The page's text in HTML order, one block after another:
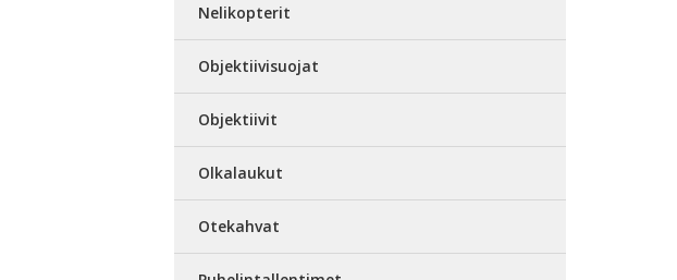
Nelikopterit
Objektiivisuojat
Objektiivit
Olkalaukut
Otekahvat